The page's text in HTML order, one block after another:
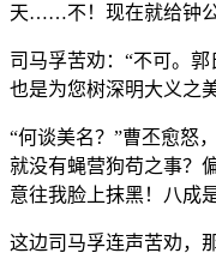
天……不！现在就给钟
司马孚苦劝：“不可。
也是为您树深明大义
“何谈美名？”曹丕愈怒
就没有蝇营狗苟之事？
意往我脸上抹黑！八成
这边司马孚连声苦劝，